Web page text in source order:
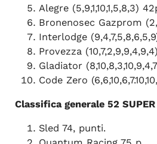
Alegre (5,9,1,10,1,5,8,3)
Bronenosec Gazprom
Interlodge
Provezza
Gladiator
Code Zero
Classifica generale 52 SUPER
Sled 74, punti.